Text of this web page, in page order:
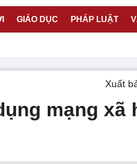
GIÁO DỤC PHÁP LUẬT
Xuất
mạng xã